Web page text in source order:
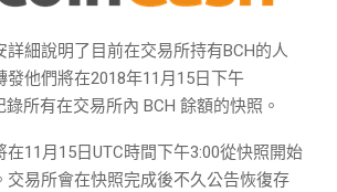
詳細說明了目前在交易所持有BCH的人
發他們將在2018年11月15日下午
錄所有在交易所內 BCH 餘額的快照。
在11月15日UTC時間下午3:00從快照開始
交易所會在快照完成後不久公告恢復存